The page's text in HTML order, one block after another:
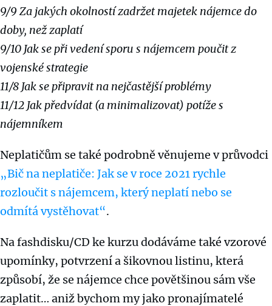
9/9 Za jakých okolností zadržet majetek nájemce do
doby, než zaplatí
9/10 Jak se při vedení sporu s nájemcem poučit z
vojenské strategie
11/8 Jak se připravit na nejčastější problémy
11/12 Jak předvídat (a minimalizovat) potíže s
nájemníkem
Neplatičům se také podrobně věnujeme v průvodci
„Bič na neplatiče: Jak se v roce 2021 rychle
rozloučit s nájemcem, který neplatí nebo se
odmítá vystěhovat“.
Na fashdisku/CD ke kurzu dodáváme také vzorové
upomínky, potvrzení a šikovnou listinu, která
způsobí, že se nájemce chce povětšinou sám vše
zaplatit… aniž bychom my jako pronajímatelé